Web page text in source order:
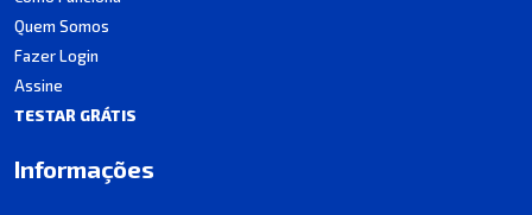
Quem Somos
Fazer Login
Assine
TESTAR GRÁTIS
Informações